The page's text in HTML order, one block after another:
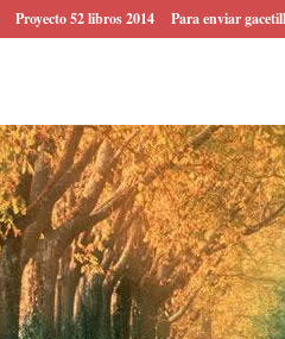
Proyecto 52 libros 2014 Para enviar